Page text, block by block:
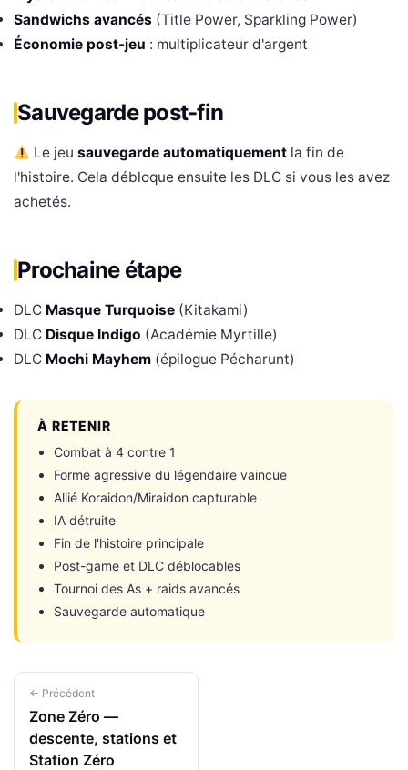
Sandwichs avancés (Title Power, Sparkling Power)
Économie post-jeu : multiplicateur d'argent
Sauvegarde post-fin
Le jeu sauvegarde automatiquementla fin de
l'histoire. Cela débloque ensuite les DLC si vous les avez
achetés.
Prochaine étape
DLC Masque Turquoise (Kitakami)
DLC Disque Indigo (Académie Myrtille)
DLC Mochi Mayhem (épilogue Pécharunt)
À RETENIR
Combat à 4 contre 1
Forme agressive du légendaire vaincue
Allié Koraidon/Miraidon capturable
IA détruite
Fin de l'histoire principale
Post-game et DLC déblocables
Tournoi des As + raids avancés
Sauvegarde automatique
← Précédent
Zone Zéro —
descente, stations et
Station Zéro